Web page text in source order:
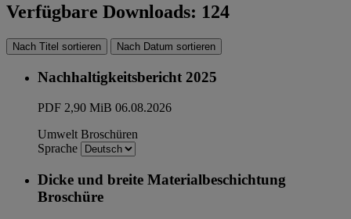
Verfügbare Downloads: 124
Nach Titel sortieren Nach Datum sortieren
Nachhaltigkeitsbericht 2025
PDF 2,90 MiB 06.08.2026
Umwelt Broschüren
Sprache
Dicke und breite Materialbeschichtung
Broschüre